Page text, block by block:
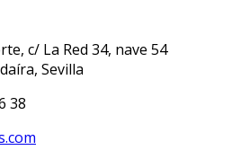
c/ La Red 34, nave 54
Sevilla
38